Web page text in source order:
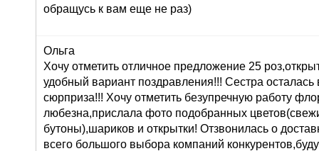
обращусь к вам еще не раз)
Ольга
Хочу отметить отличное предложение 25
удобный вариант поздравления!!! Сестра осталась
сюрприза!!! Хочу отметить безупречную работу
любезна,прислала фото подобранных
бутоны),шариков и открытки! Отзвонилась о
всего большого выбора компаний